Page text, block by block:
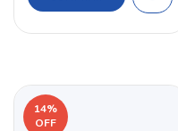
14%
OFF